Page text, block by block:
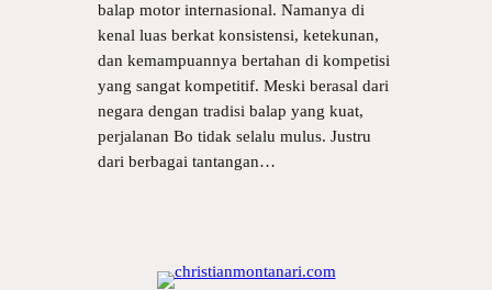
balap motor internasional. Namanya di
kenal luas berkat konsistensi, ketekunan,
dan kemampuannya bertahan di kompetisi
yang sangat kompetitif. Meski berasal dari
negara dengan tradisi balap yang kuat,
perjalanan Bo tidak selalu mulus. Justru
dari berbagai tantangan…